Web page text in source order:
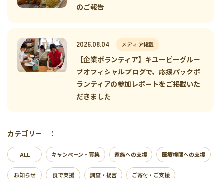
のご報告
2026.08.04 メディア掲載
【企業ボランティア】キユーピーグルー
プオフィシャルブログで、応援パックボ
ランティアの参加レポートをご掲載いた
だきました
カテゴリー ：
ALL キャンペーン・募集 家族への支援 医療機関への支援
お知らせ 食で支援 調査・提言 ご寄付・ご支援